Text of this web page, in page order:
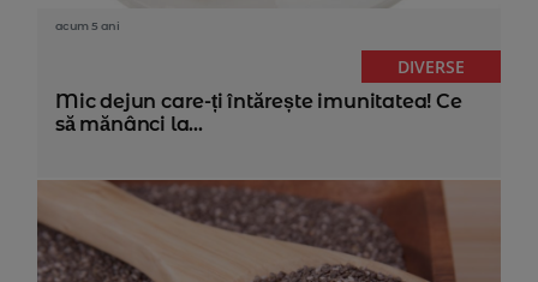
acum 5 ani
DIVERSE
Mic dejun care-ți întărește imunitatea! Ce
să mănânci la...